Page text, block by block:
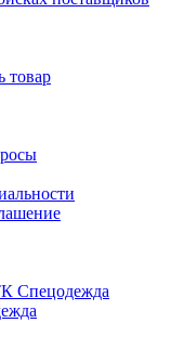
товар
Спецодежда